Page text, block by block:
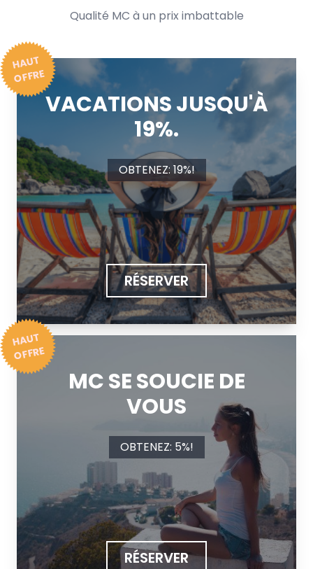
Qualité MC à un prix imbattable
H
A
U
T
OFFRE
VACATIONS JUSQU'À
19%.
OBTENEZ: 19%!
RÉSERVER
H
A
U
T
OFFRE
MC SE SOUCIE DE
VOUS
OBTENEZ: 5%!
RÉSERVER